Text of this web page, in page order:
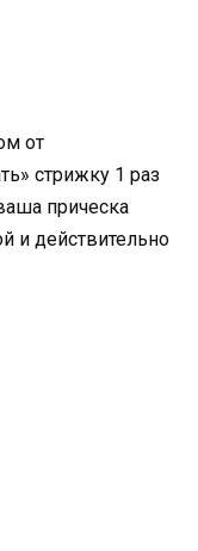
от
стрижку 1 раз
прическа
и действительно